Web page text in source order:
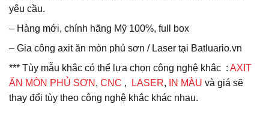
yêu cầu.
– Hàng mới, chính hãng Mỹ 100%, full box
– Gia công axit ăn mòn phủ sơn / Laser tại Batluario.vn
*** Tùy mẫu khắc có thể lựa chọn công nghệ khắc : AXIT
ĂN MÒN PHỦ SƠN , CNC , LASER, IN MÀU và giá sẽ
thay đổi tùy theo công nghệ khắc khác nhau.